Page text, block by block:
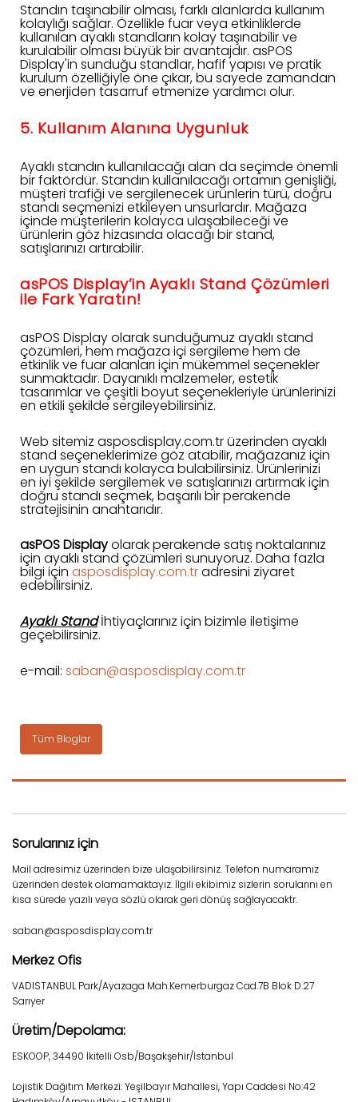
Standın taşınabilir olması, farklı alanlarda kullanım
kolaylığı sağlar. Özellikle fuar veya etkinliklerde
kullanılan ayaklı standların kolay taşınabilir ve
kurulabilir olması büyük bir avantajdır. asPOS
Display'in sunduğu standlar, hafif yapısı ve pratik
kurulum özelliğiyle öne çıkar, bu sayede zamandan
ve enerjiden tasarruf etmenize yardımcı olur.
5. Kullanım Alanına Uygunluk
Ayaklı standın kullanılacağı alan da seçimde önemli
bir faktördür. Standın kullanılacağı ortamın genişliği,
müşteri trafiği ve sergilenecek ürünlerin türü, doğru
standı seçmenizi etkileyen unsurlardır. Mağaza
içinde müşterilerin kolayca ulaşabileceği ve
ürünlerin göz hizasında olacağı bir stand,
satışlarınızı artırabilir.
asPOS Display’in Ayaklı Stand Çözümleri
ile Fark Yaratın!
asPOS Display olarak sunduğumuz ayaklı stand
çözümleri, hem mağaza içi sergileme hem de
etkinlik ve fuar alanları için mükemmel seçenekler
sunmaktadır. Dayanıklı malzemeler, estetik
tasarımlar ve çeşitli boyut seçenekleriyle ürünlerinizi
en etkili şekilde sergileyebilirsiniz.
Web sitemiz asposdisplay.com.trüzerinden ayaklı
stand seçeneklerimize göz atabilir, mağazanız için
en uygun standı kolayca bulabilirsiniz. Ürünlerinizi
en iyi şekilde sergilemek ve satışlarınızı artırmak için
doğru standı seçmek, başarılı bir perakende
stratejisinin anahtarıdır.
asPOS Displayolarak perakende satış noktalarınız
için ayaklı stand çözümleri sunuyoruz. Daha fazla
bilgi için asposdisplay.com.tradresini ziyaret
edebilirsiniz.
Ayaklı Standİhtiyaçlarınız için bizimle iletişime
geçebilirsiniz.
e-mail: saban@asposdisplay.com.tr
Tüm Bloglar
Sorularınız için
Mail adresimiz üzerinden bize ulaşabilirsiniz. Telefon numaramız
üzerinden destek olamamaktayız. İlgili ekibimiz sizlerin sorularını en
kısa sürede yazılı veya sözlü olarak geri dönüş sağlayacaktr.
saban@asposdisplay.com.tr
Merkez Ofis
VADISTANBUL Park/Ayazaga Mah.Kemerburgaz Cad.7B Blok D.27
Sarıyer
Üretim/Depolama:
ESKOOP, 34490 İkitelli Osb/Başakşehir/İstanbul
Lojistik Dağıtım Merkezi: Yeşilbayır Mahallesi, Yapı Caddesi No:42